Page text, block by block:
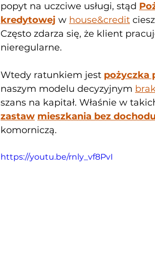
popyt na uczciwe usługi, stąd
kredytowej w house&credit
Często zdarza się, że klient
nieregularne.
Wtedy ratunkiem jest pożyczka
naszym modelu decyzyjnym
szans na kapitał. Właśnie w
zastaw mieszkania bez dochodu
komorniczą.
https://youtu.be/rnly_vf8PvI